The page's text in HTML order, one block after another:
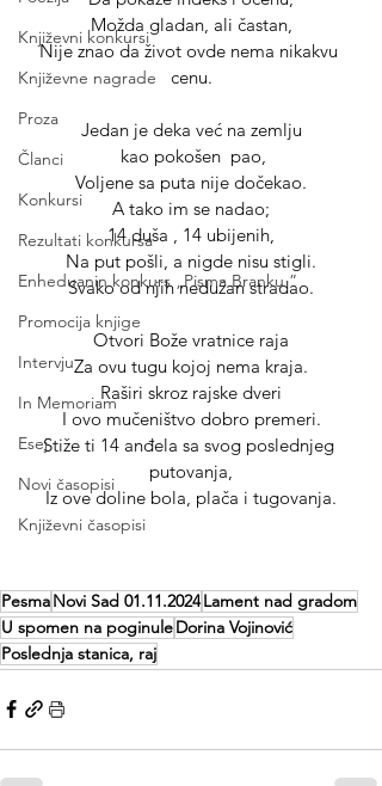
Književni konkursi
Književne nagrade
Proza
Članci
Konkursi
Rezultati konkursa
Enheduanin konkurs „Pisma Branku ”
Promocija knjige
Intervju
In Memoriam
Esej
Novi časopisi
Književni časopisi
Možda gladan, ali častan,
Nije znao da život ovde nema nikakvu
cenu.
Jedan je deka već na zemlju
kao pokošen  pao,
Voljene sa puta nije dočekao.
A tako im se nadao;
14 duša , 14 ubijenih,
Na put pošli, a nigde nisu stigli.
Svako od njih nedužan stradao.
Otvori Bože vratnice raja
Za ovu tugu kojoj nema kraja.
Raširi skroz rajske dveri
I ovo mučeništvo dobro premeri.
Stiže ti 14 anđela sa svog poslednjeg
putovanja,
Iz ove doline bola, plača i tugovanja.
PesmaNovi Sad 01.11.2024Lament nad gradom
U spomen na poginuleDorina Vojinović
Poslednja stanica, raj